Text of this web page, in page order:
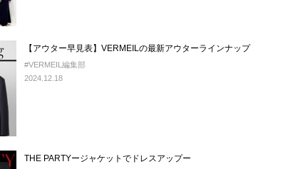
【アウター早見表】VERMEILの最新アウターラインナップ
#VERMEIL編集部
2024.12.18
THE PARTYージャケットでドレスアップー